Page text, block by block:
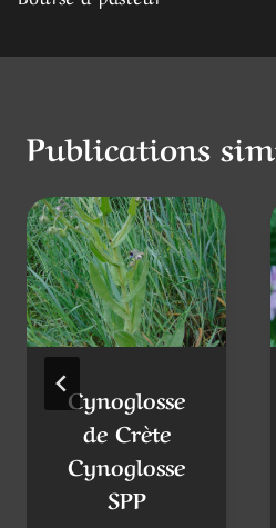
Navigation
de
Bourse à pasteur
Publications
Cynoglosse
de Crète